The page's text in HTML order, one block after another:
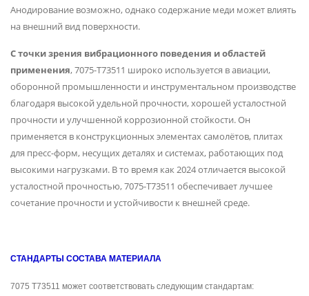
Анодирование возможно, однако содержание меди может влиять
на внешний вид поверхности.
С точки зрения вибрационного поведения и областей
применения, 7075-T73511 широко используется в авиации,
оборонной промышленности и инструментальном производстве
благодаря высокой удельной прочности, хорошей усталостной
прочности и улучшенной коррозионной стойкости. Он
применяется в конструкционных элементах самолётов, плитах
для пресс-форм, несущих деталях и системах, работающих под
высокими нагрузками. В то время как 2024 отличается высокой
усталостной прочностью, 7075-T73511 обеспечивает лучшее
сочетание прочности и устойчивости к внешней среде.
СТАНДАРТЫ СОСТАВА МАТЕРИАЛА
7075 T73511 может соответствовать следующим стандартам: